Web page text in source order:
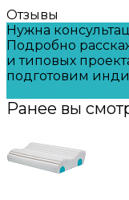
Отзывы
Нужна
Подробно
и типовых
подготовим
Ранее вы